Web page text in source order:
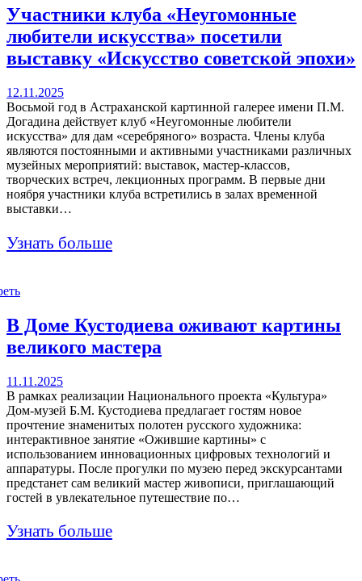
Участники клуба «Неугомонные
любители искусства» посетили
выставку «Искусство советской эпохи»
12.11.2025
Восьмой год в Астраханской картинной галерее имени П.М.
Догадина действует клуб «Неугомонные любители
искусства» для дам «серебряного» возраста. Члены клуба
являются постоянными и активными участниками различных
музейных мероприятий: выставок, мастер-классов,
творческих встреч, лекционных программ. В первые дни
ноября участники клуба встретились в залах временной
выставки…
Узнать больше
В Доме Кустодиева оживают картины
великого мастера
11.11.2025
В рамках реализации Национального проекта «Культура»
Дом-музей Б.М. Кустодиева предлагает гостям новое
прочтение знаменитых полотен русского художника:
интерактивное занятие «Ожившие картины» с
использованием инновационных цифровых технологий и
аппаратуры. После прогулки по музею перед экскурсантами
предстанет сам великий мастер живописи, приглашающий
гостей в увлекательное путешествие по…
Узнать больше